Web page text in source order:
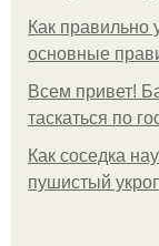
Как правильно
основные
Всем привет!
таскаться по
Как соседка
пушистый